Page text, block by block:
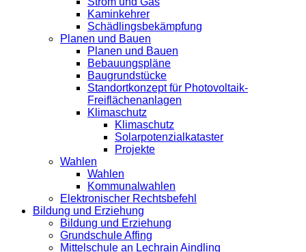
Kaminkehrer
Schädlingsbekämpfung
Planen und Bauen
Planen und Bauen
Bebauungspläne
Baugrundstücke
Standortkonzept für Photovoltaik-
Freiflächenanlagen
Klimaschutz
Klimaschutz
Solarpotenzialkataster
Projekte
Wahlen
Wahlen
Kommunalwahlen
Elektronischer Rechtsbefehl
Bildung und Erziehung
Bildung und Erziehung
Grundschule Affing
Mittelschule an Lechrain Aindling